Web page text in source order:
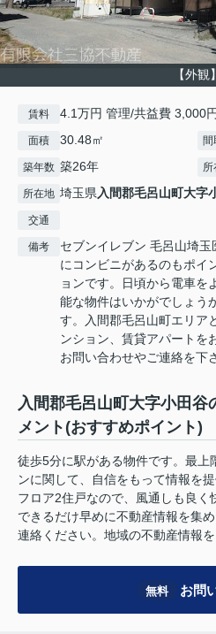
【外観】
賃料 4.1万円 管理/共益費 3,000円
面積 30.48㎡ 間
築年数 築26年 所
所在地 埼玉県入間郡毛呂山町大字
交通
備考
セブンイレブン 毛呂山埼
にコンビニがあるのもポイ
ョンです。日頃から電車を
能な物件はいかがでしょう
す。入間郡毛呂山町エリア
ンション、賃貸アパートを
お問い合わせやご連絡を下
入間郡毛呂山町大字小田谷
メント(おすすめポイント)
徒歩5分に駅がある物件です。最上
ンに関して、自信をもって情報を
フロア2住戸なので、風通しも良く
できるだけ早めに不動産情報を集
連絡ください。地域の不動産情報
無料 お問